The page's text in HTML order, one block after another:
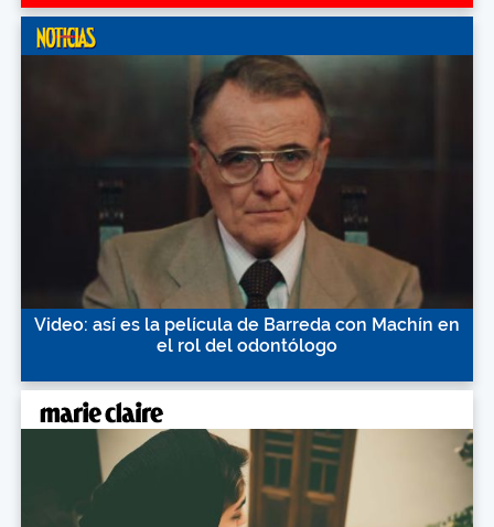
Video: así es la película de Barreda con Machín en
el rol del odontólogo